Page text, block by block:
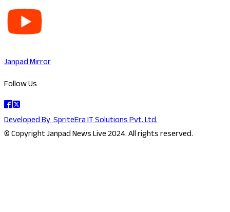
Janpad Mirror
Follow Us
Developed BySpriteEra IT Solutions Pvt. Ltd.
© Copyright Janpad News Live 2024. All rights reserved.